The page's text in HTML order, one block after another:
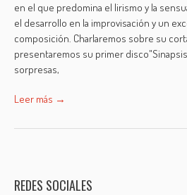
en el que predomina el lirismo y la
el desarrollo en la improvisación y un
composición. Charlaremos sobre su
presentaremos su primer
sorpresas,
Leer más →
REDES SOCIALES